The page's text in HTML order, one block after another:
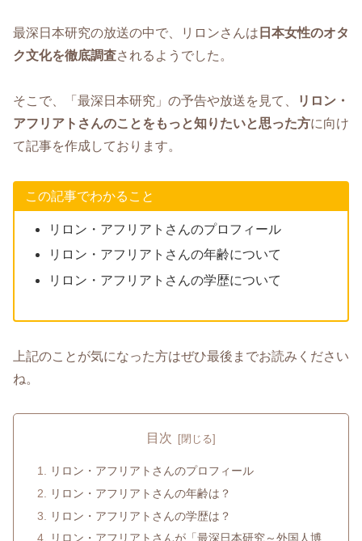
最深日本研究の放送の中で、リロンさんは 日本女性のオタ
ク文化を徹底調査されるようでした。
そこで、「最深日本研究」の予告や放送を見て、
リロン・
アフリアトさんのことをもっと知りたいと思った方に向け
て記事を作成しております。
この記事でわかること
リロン・アフリアトさんのプロフィール
リロン・アフリアトさんの年齢について
リロン・アフリアトさんの学歴について
上記のことが気になった方はぜひ最後までお読みください
ね。
目次
リロン・アフリアトさんのプロフィール
リロン・アフリアトさんの年齢は？
リロン・アフリアトさんの学歴は？
リロン・アフリアトさんが「最深日本研究～外国人博